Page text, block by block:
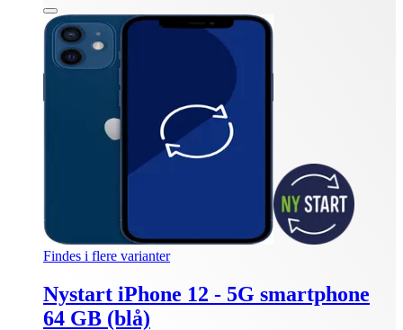
Findes i flere varianter
Nystart iPhone 12 - 5G smartphone
64 GB (blå)